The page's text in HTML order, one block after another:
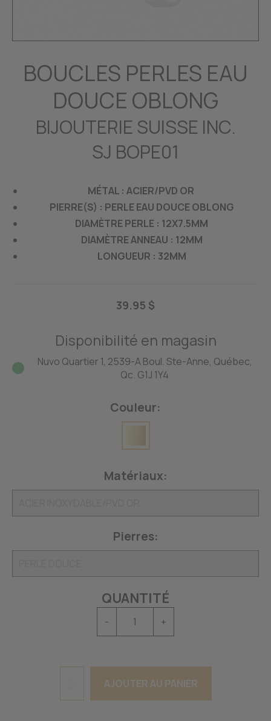
BOUCLES PERLES EAU
DOUCE OBLONG
BIJOUTERIE SUISSE INC.
SJ BOPE01
MÉTAL : ACIER/PVD OR
PIERRE(S) : PERLE EAU DOUCE OBLONG
DIAMÈTRE PERLE : 12X7.5MM
DIAMÈTRE ANNEAU : 12MM
LONGUEUR : 32MM
39.95 $
Disponibilité en magasin
Nuvo Quartier 1, 2539-A Boul. Ste-Anne, Québec,
Qc. G1J 1Y4
Couleur:
Matériaux:
Pierres:
QUANTITÉ
- +
AJOUTER AU PANIER